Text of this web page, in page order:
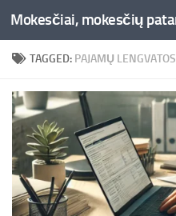
Skip to content
TAGGED: PAJAMŲ LENGVATOS